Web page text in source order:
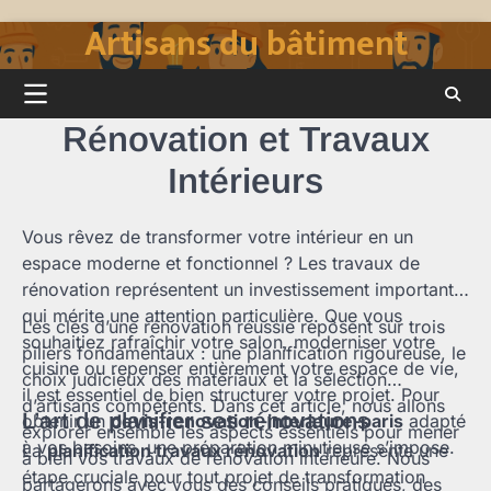
to
content
Artisans du bâtiment
Rénovation et Travaux
Intérieurs
Vous rêvez de transformer votre intérieur en un
espace moderne et fonctionnel ? Les travaux de
rénovation représentent un investissement important
qui mérite une attention particulière. Que vous
souhaitiez rafraîchir votre salon, moderniser votre
cuisine ou repenser entièrement votre espace de vie,
il est essentiel de bien structurer votre projet. Pour
obtenir undevis-renovation-interieure-paris adapté
à vos besoins, une préparation minutieuse s’impose.
Les clés d’une rénovation réussie reposent sur trois
piliers fondamentaux : une planification rigoureuse, le
choix judicieux des matériaux et la sélection
d’artisans compétents. Dans cet article, nous allons
explorer ensemble les aspects essentiels pour mener
à bien vos travaux de rénovation intérieure. Nous
partagerons avec vous des conseils pratiques, des
L’art de planifier ses rénovations
Laplanification travaux rénovationreprésente une
étape cruciale pour tout projet de transformation